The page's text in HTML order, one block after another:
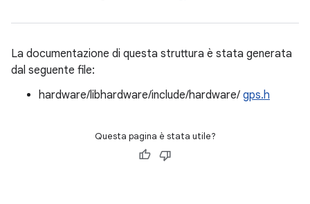
La documentazione di questa struttura è stata generata
dal seguente file:
hardware/libhardware/include/hardware/ gps.h
Questa pagina è stata utile?